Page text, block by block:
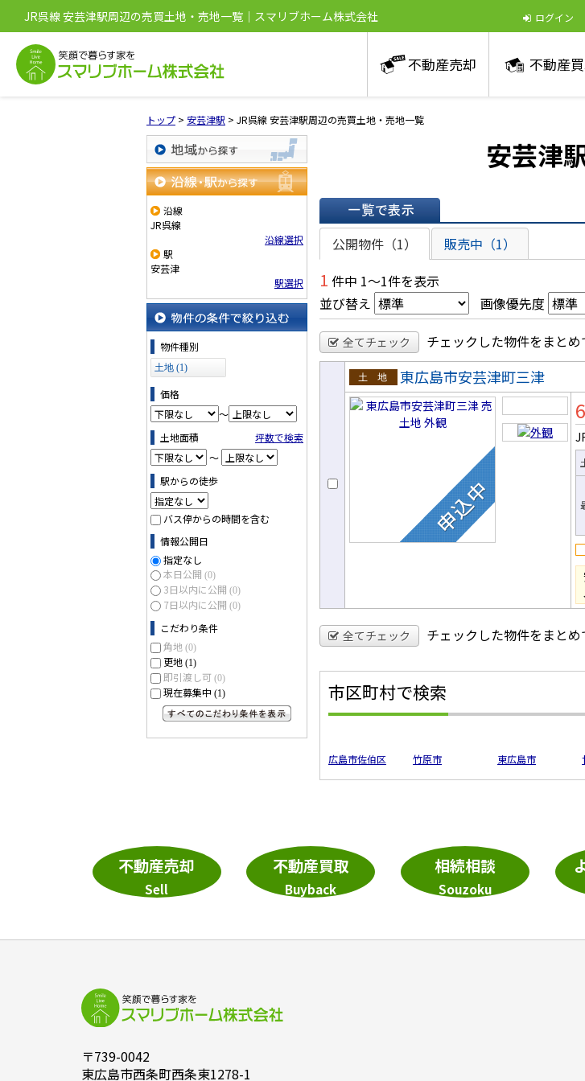
JR呉線 安芸津駅周辺の売買土地・売地一覧｜スマリブホーム株式会社 ログイン
不動産売却 不動産
トップ > 安芸津駅 > JR呉線 安芸津駅周辺の売買土地・売地一覧
地域から探す
沿線・駅から探す
沿線
JR呉線
沿線選択
駅
安芸津
駅選択
物件の条件で絞り込む
物件種別
土地 (1)
価格
～
土地面積
坪数で検索
～
駅からの徒歩
バス停からの時間を含む
情報公開日
指定なし
本日公開 (0)
3日以内に公開 (0)
7日以内に公開 (0)
こだわり条件
角地 (0)
更地 (1)
即引渡し可 (0)
現在募集中 (1)
安芸津
一覧で表示
公開物件（1） 販売中（1）
1 件中 1～1件を表示
並び替え
画像優先度
全てチェック チェックした物件をまとめ
売土地
東広島市安芸津町三津
全てチェック チェックした物件をまとめ
市区町村で検索
広島市佐伯区 竹原市 東広島市
不動産売却
Sell
不動産買取
Buyback
相続相談
Souzoku
〒739-0042
東広島市西条町西条東1278-1